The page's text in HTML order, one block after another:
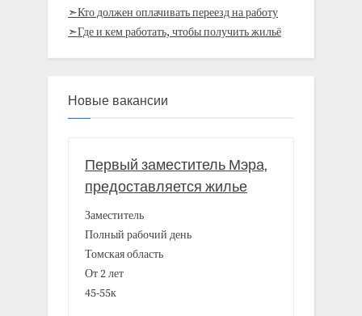
➣Кто должен оплачивать переезд на работу
➣Где и кем работать, чтобы получить жильё
Новые вакансии
Первый заместитель Мэра,
предоставляется жилье
Заместитель
Полный рабочий день
Томская область
От 2 лет
45-55к